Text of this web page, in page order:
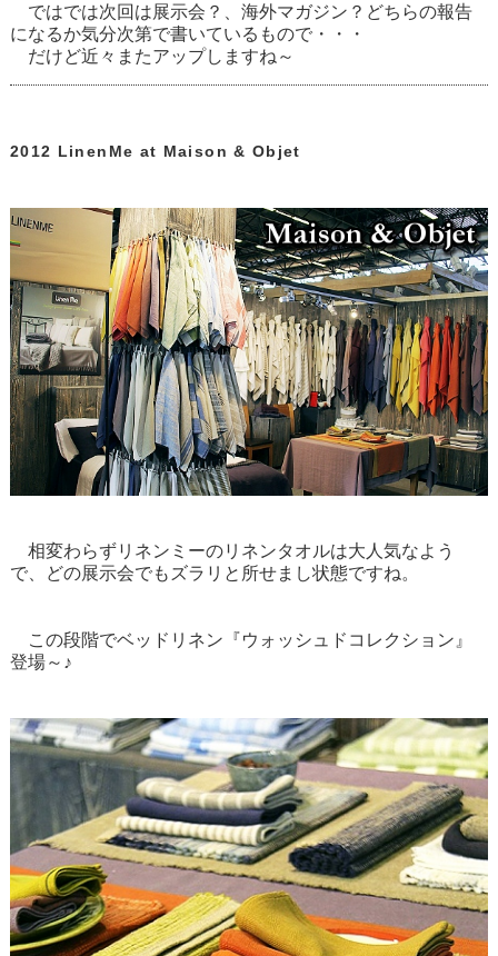
ではでは次回は展示会？、海外マガジン？どちらの報告
になるか気分次第で書いているもので・・・
だけど近々またアップしますね～
2012 LinenMe at Maison & Objet
相変わらずリネンミーのリネンタオルは大人気なよう
で、どの展示会でもズラリと所せまし状態ですね。
この段階でベッドリネン『ウォッシュドコレクション』
登場～♪